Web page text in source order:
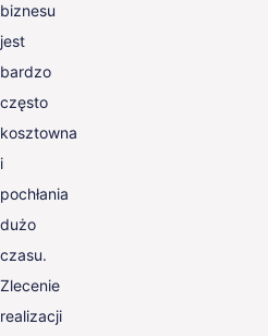
biznesu
jest
bardzo
często
kosztowna
i
pochłania
dużo
czasu.
Zlecenie
realizacji